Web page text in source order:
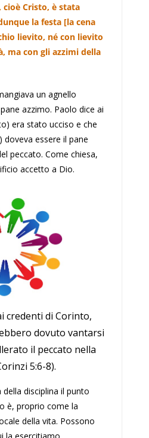
cioè Cristo, è stata
la festa [la cena
lievito, né con lievito
ma con gli azzimi della
un agnello
azzimo. Paolo dice ai
era stato ucciso e che
essere il pane
peccato. Come chiesa,
accetto a Dio.
credenti di Corinto,
dovuto vantarsi
il peccato nella
5:6-8).
disciplina il punto
è, proprio come la
della vita. Possono
la esercitiamo